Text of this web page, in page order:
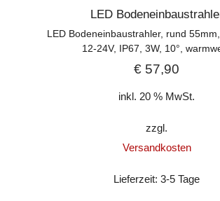
LED
LED Bodeneinbaustrahler, rund
12-24V, IP67, 3W, 10°,
€ 57,90
inkl. 20 % MwSt.
zzgl.
Versandkosten
Lieferzeit:3-5 Tage